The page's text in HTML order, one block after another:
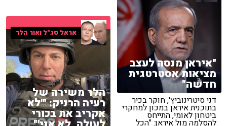
"איראן מנסה לעצב
מציאות אסטרטגית
חדשה"
דני סיטרינוביץ', חוקר בכיר
בתוכנית איראן במכון למחקרי
ביטחון לאומי, התייחס
להסלמה מול איראן: "הכל
אראל סג"ל ואור הלר
הלר משירה של
רעיה הרניק: "'לא
אקריב את בכורי